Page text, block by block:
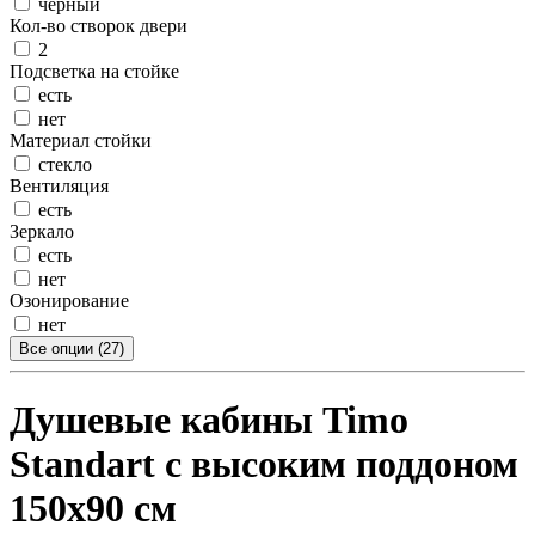
Кол-во створок двери
2
Подсветка на стойке
есть
нет
Материал стойки
стекло
Вентиляция
есть
Зеркало
есть
нет
Озонирование
нет
Все опции (27)
Душевые кабины Timo
Standart с высоким поддоном
150x90 см